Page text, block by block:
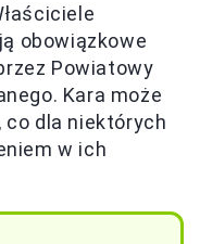
obowiązkowe
Powiatowy
Kara może
co dla niektórych
w ich